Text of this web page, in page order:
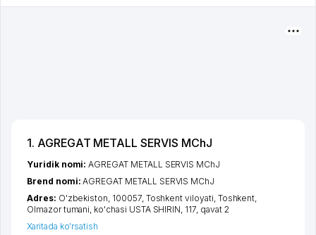
1. AGREGAT METALL SERVIS MChJ
Yuridik nomi:AGREGAT METALL SERVIS MChJ
Brend nomi:AGREGAT METALL SERVIS MChJ
Adres: O'zbekiston, 100057, Toshkent viloyati, Toshkent,
Olmazor tumani, ko'chasi USTA SHIRIN, 117, qavat 2
Xaritada ko'rsatish